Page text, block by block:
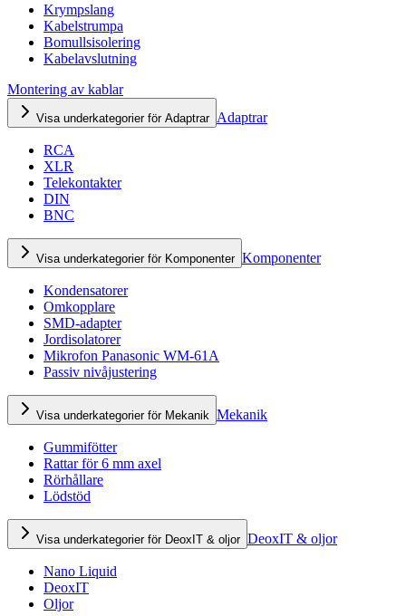
Krympslang
Kabelstrumpa
Bomullsisolering
Kabelavslutning
Montering av kablar
Visa underkategorier för Adaptrar Adaptrar
RCA
XLR
Telekontakter
DIN
BNC
Visa underkategorier för Komponenter Komponenter
Kondensatorer
Omkopplare
SMD-adapter
Jordisolatorer
Mikrofon Panasonic WM-61A
Passiv nivåjustering
Visa underkategorier för Mekanik Mekanik
Gummifötter
Rattar för 6 mm axel
Rörhållare
Lödstöd
Visa underkategorier för DeoxIT & oljor DeoxIT & oljor
Nano Liquid
DeoxIT
Oljor